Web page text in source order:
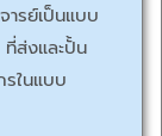
ารย์เป็นแบบ
ที่ส่งและปั้น
ในแบบ